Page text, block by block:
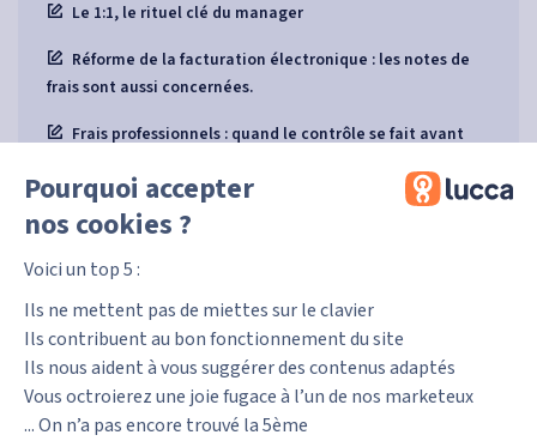
Pourquoi accepter
nos cookies ?
Voici un top 5 :
Ils ne mettent pas de miettes sur le clavier
Ils contribuent au bon fonctionnement du site
Ils nous aident à vous suggérer des contenus adaptés
Vous octroierez une joie fugace à l’un de nos marketeux
... On n’a pas encore trouvé la 5ème
Le 1:1, le rituel clé du manager
Réforme de la facturation électronique : les notes de
frais sont aussi concernées.
Frais professionnels : quand le contrôle se fait avant
Lucca Principles : 9 principes pour guider nos prises de
décisions